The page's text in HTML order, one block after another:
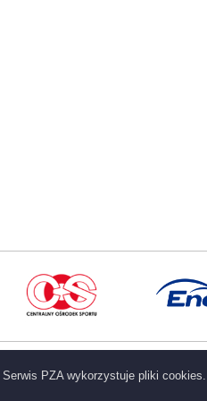
Serwis PZA wykorzystuje pliki